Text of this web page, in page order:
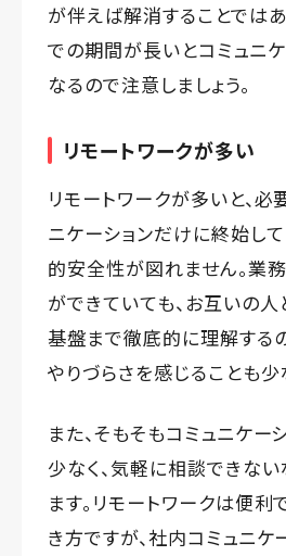
が伴えば解消することではあ
での期間が長いとコミュニケ
なるので注意しましょう。
リモートワークが多い
リモートワークが多いと、
ニケーションだけに終始して
的安全性が図れません。業
ができていても、お互いの
基盤まで徹底的に理解する
やりづらさを感じることも少
また、そもそもコミュニケー
少なく、気軽に相談できな
ます。リモートワークは便
き方ですが、社内コミュニケ